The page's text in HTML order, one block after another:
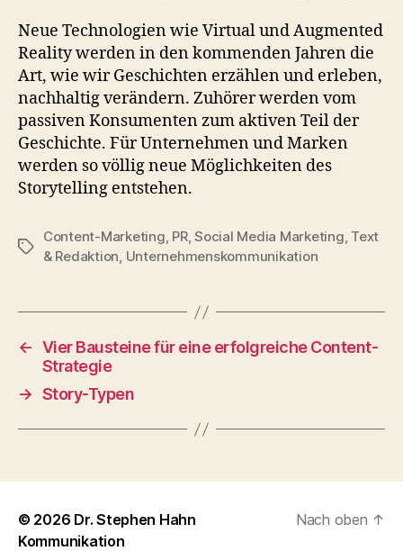
Neue Technologien wie Virtual­ und Augmented
Reality werden in den kommenden Jahren die
Art, wie wir Geschichten erzählen und erleben,
nachhaltig verändern. Zuhörer werden vom
passiven Konsumenten zum aktiven Teil der
Geschichte. Für Unternehmen und Marken
werden so völlig neue Möglichkeiten des
Storytelling entstehen.
Schlagwörter
Content-Marketing, PR,Social Media Marketing, Text
& Redaktion, Unternehmenskommunikation
← Vier Bausteine für eine erfolgreiche Content-
Strategie
→ Story-Typen
© 2026 Dr. Stephen Hahn
Kommunikation
Nach oben ↑